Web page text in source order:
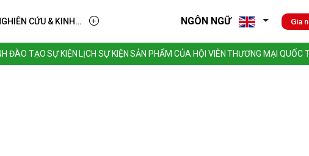
CỨU & KINH
TIỄN
NGÔN NGỮ Gia
ĐÀO TẠOSỰ KIỆN LỊCH SỰ KIỆN SẢN PHẨM CỦA HỘI VIÊN THƯƠNG MẠI QUỐC